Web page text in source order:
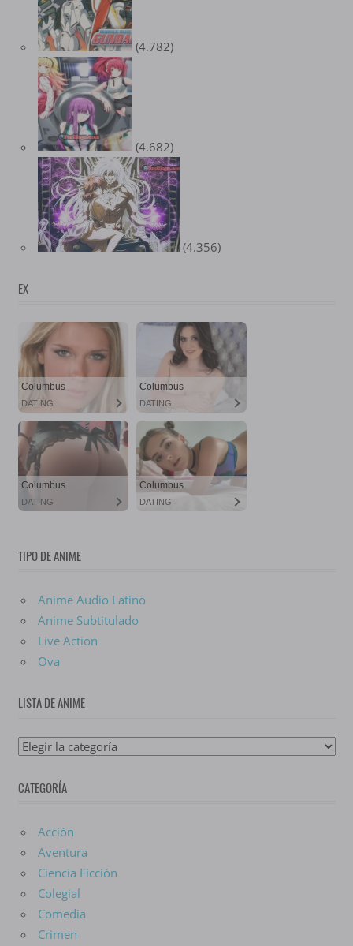
(4.782)
(4.682)
(4.356)
EX
TIPO DE ANIME
Anime Audio Latino
Anime Subtitulado
Live Action
Ova
LISTA DE ANIME
Lista
Anime
CATEGORÍA
Acción
Aventura
Ciencia Ficción
Colegial
Comedia
Crimen